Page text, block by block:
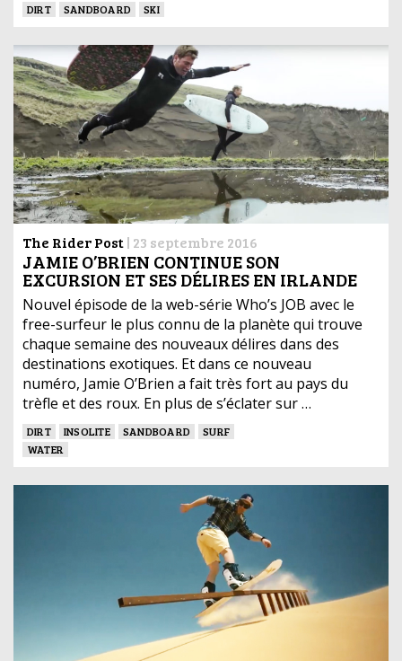
DIRT SANDBOARD SKI
The Rider Post| 23 septembre 2016
JAMIE O’BRIEN CONTINUE SON
EXCURSION ET SES DÉLIRES EN IRLANDE
Nouvel épisode de la web-série Who’s JOB avec le
free-surfeur le plus connu de la planète qui trouve
chaque semaine des nouveaux délires dans des
destinations exotiques. Et dans ce nouveau
numéro, Jamie O’Brien a fait très fort au pays du
trèfle et des roux. En plus de s’éclater sur …
DIRT INSOLITE SANDBOARD
SURF
WATER